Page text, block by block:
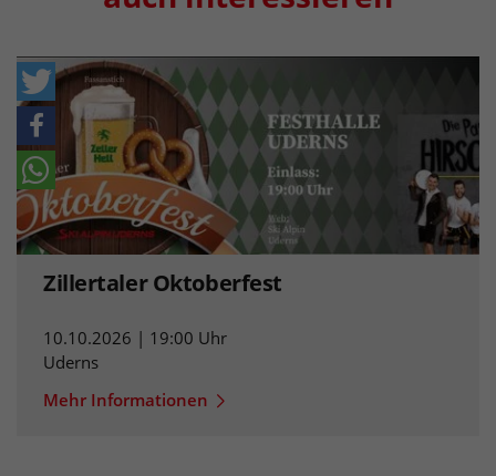
Zillertaler Oktoberfest
10.10.2026 | 19:00 Uhr
Uderns
Mehr Informationen